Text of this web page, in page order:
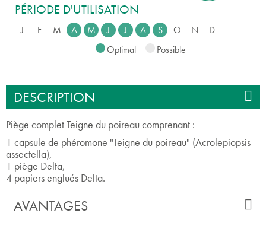
PÉRIODE D'UTILISATION
J F M A M J J A S O N
D
Optimal
Possible
DESCRIPTION
Piège complet Teigne du poireau comprenant :
1 capsule de phéromone "Teigne du poireau" (Acrolepiopsis
assectella),
1 piège Delta,
4 papiers englués Delta.
AVANTAGES